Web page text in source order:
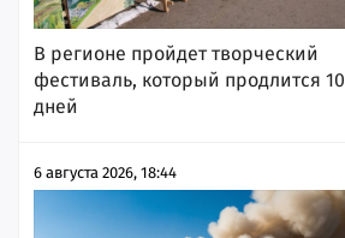
В регионе пройдет творческий
фестиваль, который продлится 10
дней
6 августа 2026, 18:44